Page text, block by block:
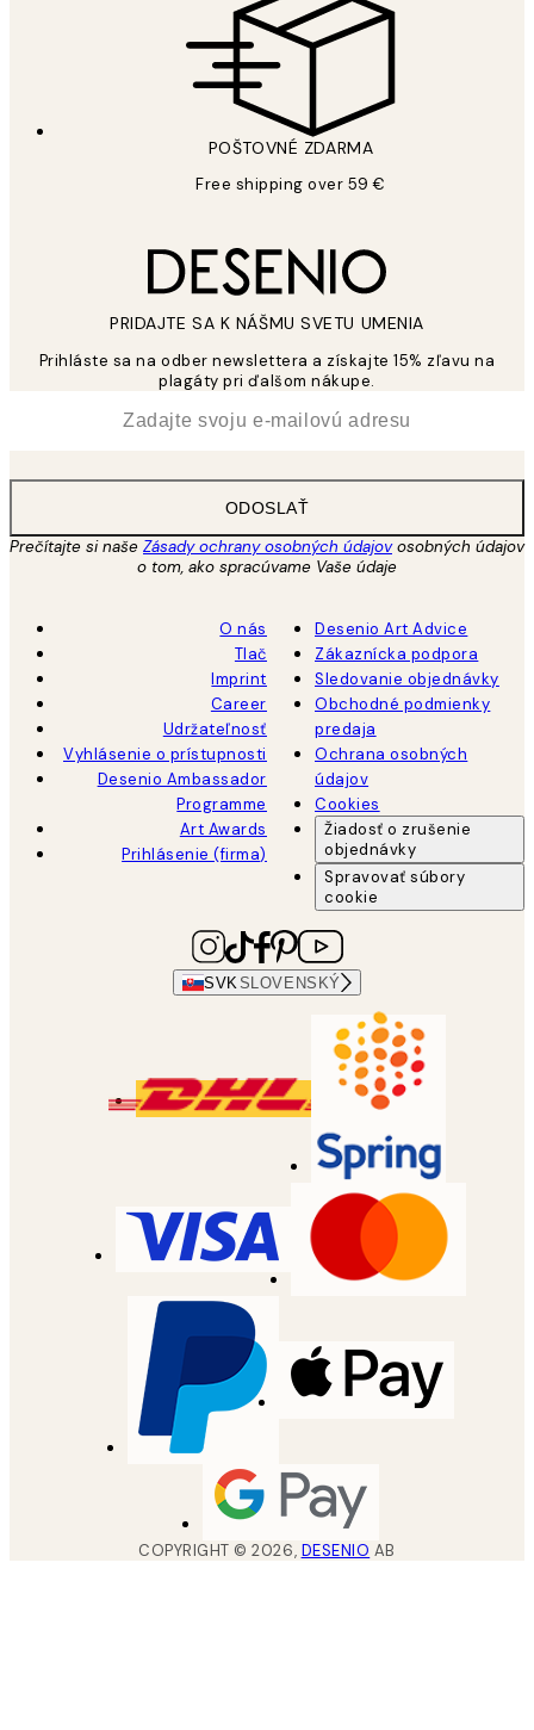
POŠTOVNÉ ZDARMA
Free shipping over 59 €
PRIDAJTE SA K NÁŠMU SVETU UMENIA
Prihláste sa na odber newslettera a získajte 15% zľavu na
plagáty pri ďalšom nákupe.
ODOSLAŤ
Prečítajte si naše Zásady ochrany osobných údajovosobných údajov
o tom, ako spracúvame Vaše údaje
O nás
Tlač
Imprint
Career
Udržateľnosť
Vyhlásenie o prístupnosti
Desenio Ambassador
Programme
Art Awards
Prihlásenie (firma)
Desenio Art Advice
Zákaznícka podpora
Sledovanie objednávky
Obchodné podmienky
predaja
Ochrana osobných
údajov
Cookies
Žiadosť o zrušenie
objednávky
Spravovať súbory
cookie
SVK SLOVENSKÝ
COPYRIGHT ©2026, DESENIO AB